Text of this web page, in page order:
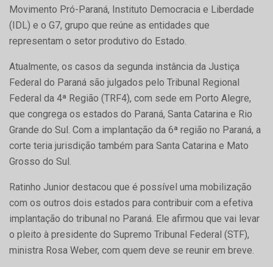
Movimento Pró-Paraná, Instituto Democracia e Liberdade
(IDL) e o G7, grupo que reúne as entidades que
representam o setor produtivo do Estado.
Atualmente, os casos da segunda instância da Justiça
Federal do Paraná são julgados pelo Tribunal Regional
Federal da 4ª Região (TRF4), com sede em Porto Alegre,
que congrega os estados do Paraná, Santa Catarina e Rio
Grande do Sul. Com a implantação da 6ª região no Paraná, a
corte teria jurisdição também para Santa Catarina e Mato
Grosso do Sul.
Ratinho Junior destacou que é possível uma mobilização
com os outros dois estados para contribuir com a efetiva
implantação do tribunal no Paraná. Ele afirmou que vai levar
o pleito à presidente do Supremo Tribunal Federal (STF),
ministra Rosa Weber, com quem deve se reunir em breve.